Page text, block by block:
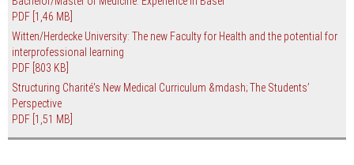
PDF [1,46 MB]
Witten/Herdecke University: The new Faculty for Health and the potential for
interprofessional learning
PDF [803 KB]
Structuring Charité's New Medical Curriculum &mdash; The Students’
Perspective
PDF [1,51 MB]